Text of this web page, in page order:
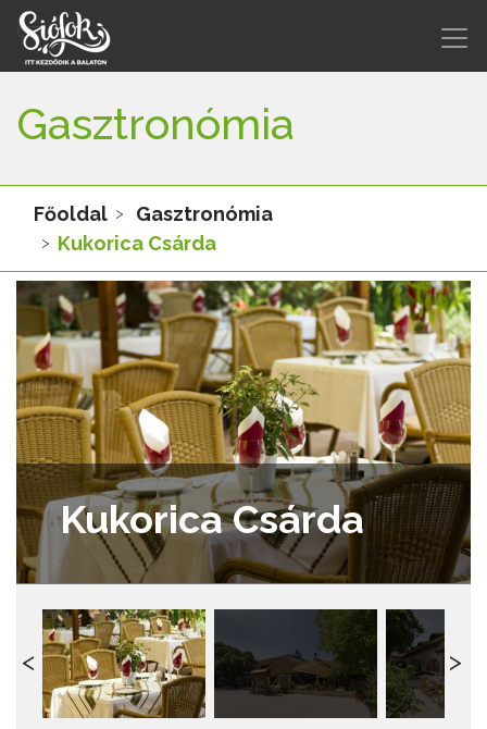
Gasztronómia
Főoldal
Gasztronómia
Kukorica Csárda
Kukorica Csárda